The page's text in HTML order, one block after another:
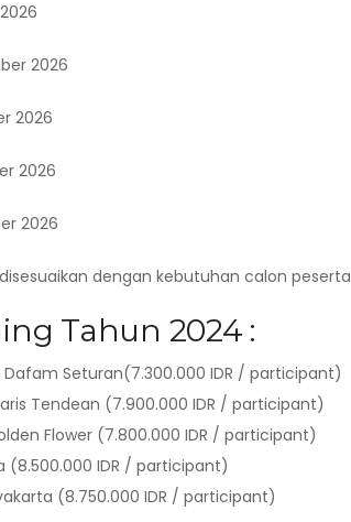
2026
2026
2026
2026
dengan kebutuhan calon peserta
Tahun 2024 :
Seturan(7.300.000 IDR / participant)
Tendean (7.900.000 IDR / participant)
Flower (7.800.000 IDR / participant)
(8.500.000 IDR / participant)
(8.750.000 IDR / participant)